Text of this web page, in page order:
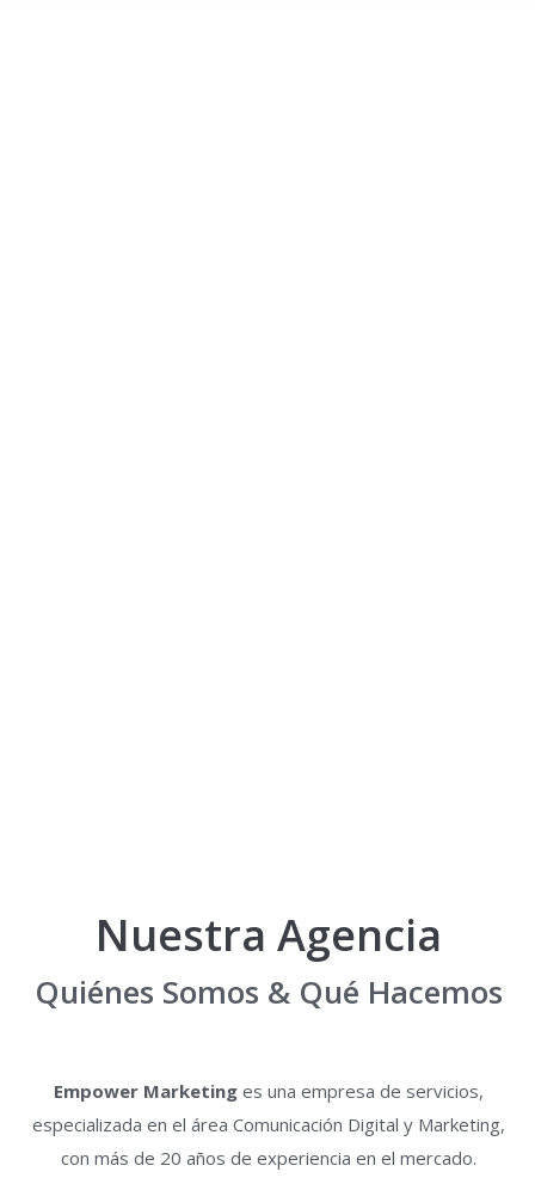
Nuestra Agencia
Quiénes Somos & Qué Hacemos
Empower Marketing es una empresa de servicios,
especializada en el área Comunicación Digital y Marketing,
con más de 20 años de experiencia en el mercado.